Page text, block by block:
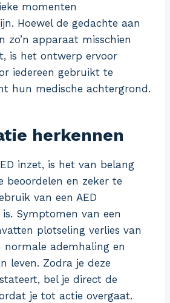
momenten
Hoewel de gedachte aan
zo’n apparaat misschien
is het ontwerp ervoor
iedereen gebruikt te
hun medische achtergrond.
herkennen
inzet, is het van belang
beoordelen en zeker te
van een AED
Symptomen van een
plotseling verlies van
normale ademhaling en
leven. Zodra je deze
bel je direct de
je tot actie overgaat.